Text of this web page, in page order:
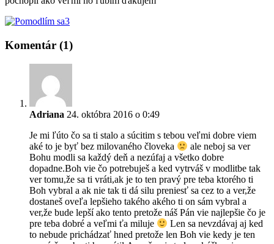
3
Komentár (1)
Adriana 24. októbra 2016 o 0:49
Je mi ľúto čo sa ti stalo a súcitim s tebou veľmi dobre viem
aké to je byť bez milovaného človeka
ale neboj sa ver
Bohu modli sa každý deň a nezúfaj a všetko dobre
dopadne.Boh vie čo potrebuješ a ked vytrváš v modlitbe tak
ver tomu,že sa ti vráti,ak je to ten pravý pre teba ktorého ti
Boh vybral a ak nie tak ti dá silu preniesť sa cez to a ver,že
dostaneš oveľa lepšieho takého akého ti on sám vybral a
ver,že bude lepší ako tento pretože náš Pán vie najlepšie čo je
pre teba dobré a veľmi ťa miluje
Len sa nevzdávaj aj ked
to nebude prichádzať hned pretože len Boh vie kedy je ten